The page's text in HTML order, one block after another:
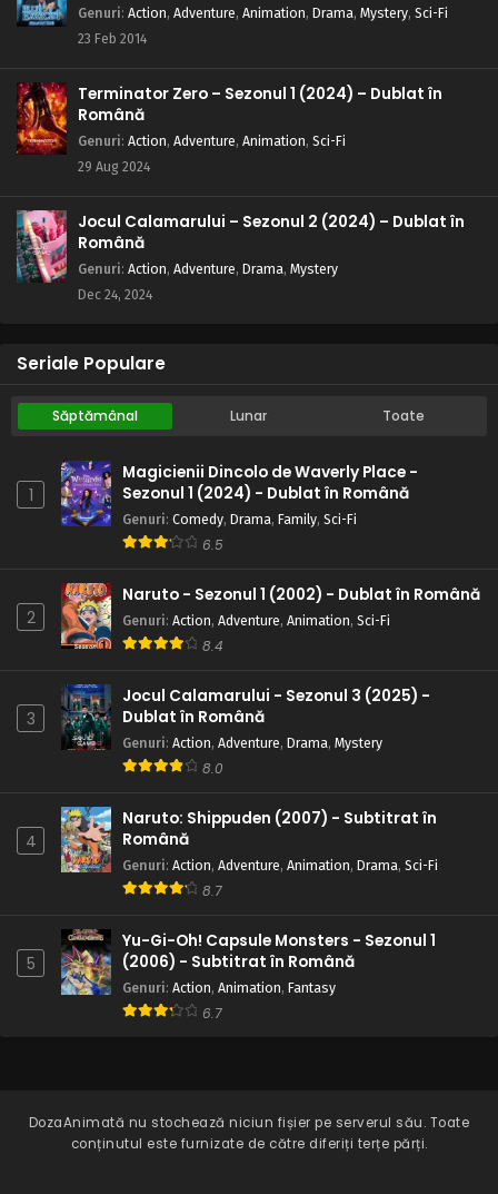
Genuri: Action, Adventure, Animation, Drama, Mystery, Sci-Fi
23 Feb 2014
Terminator Zero – Sezonul 1 (2024) – Dublat în
Română
Genuri: Action, Adventure, Animation, Sci-Fi
29 Aug 2024
Jocul Calamarului – Sezonul 2 (2024) – Dublat în
Română
Genuri: Action, Adventure, Drama, Mystery
Dec 24, 2024
Seriale Populare
Săptămânal Lunar Toate
1
Magicienii Dincolo de Waverly Place -
Sezonul 1 (2024) - Dublat în Română
Genuri: Comedy, Drama, Family, Sci-Fi
6.5
2
Naruto - Sezonul 1 (2002) - Dublat în Română
Genuri: Action, Adventure, Animation, Sci-Fi
8.4
3
Jocul Calamarului - Sezonul 3 (2025) -
Dublat în Română
Genuri: Action, Adventure, Drama, Mystery
8.0
4
Naruto: Shippuden (2007) - Subtitrat în
Română
Genuri: Action, Adventure, Animation, Drama, Sci-Fi
8.7
5
Yu-Gi-Oh! Capsule Monsters - Sezonul 1
(2006) - Subtitrat în Română
Genuri: Action, Animation, Fantasy
6.7
DozaAnimată nu stochează niciun fișier pe serverul său. Toate
conținutul este furnizate de către diferiți terțe părți.